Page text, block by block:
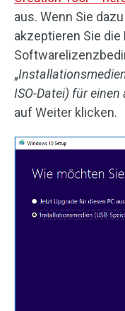
aus. Wenn Sie
akzeptieren Sie
„
ISO-Datei) für
auf Weiter klicken.